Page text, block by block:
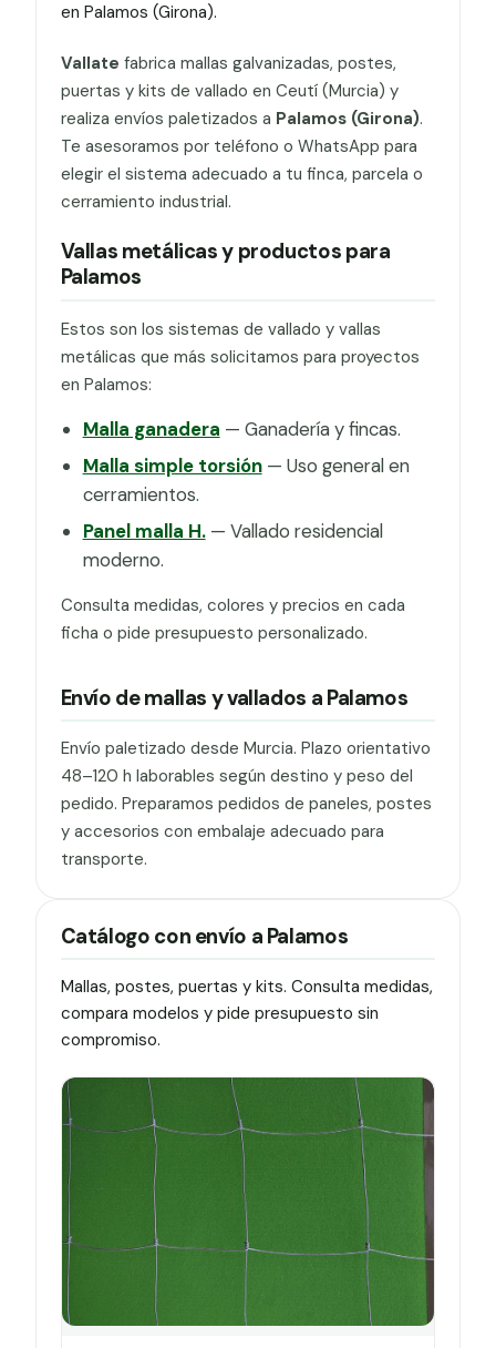
en Palamos (Girona).
Vallate fabrica mallas galvanizadas, postes,
puertas y kits de vallado en Ceutí (Murcia) y
realiza envíos paletizados a Palamos (Girona).
Te asesoramos por teléfono o WhatsApp para
elegir el sistema adecuado a tu finca, parcela o
cerramiento industrial.
Vallas metálicas y productos para
Palamos
Estos son los sistemas de vallado y vallas
metálicas que más solicitamos para proyectos
en Palamos:
Malla ganadera — Ganadería y fincas.
Malla simple torsión— Uso general en
cerramientos.
Panel malla H.— Vallado residencial
moderno.
Consulta medidas, colores y precios en cada
ficha o pide presupuesto personalizado.
Envío de mallas y vallados a Palamos
Envío paletizado desde Murcia. Plazo orientativo
48–120 h laborables según destino y peso del
pedido. Preparamos pedidos de paneles, postes
y accesorios con embalaje adecuado para
transporte.
Catálogo con envío a Palamos
Mallas, postes, puertas y kits. Consulta medidas,
compara modelos y pide presupuesto sin
compromiso.